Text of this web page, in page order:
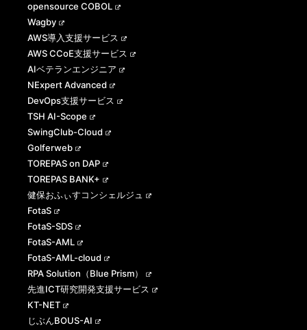
opensource COBOL
Wagby
AWS導入支援サービス
AWS CCoE支援サービス
AIベテランエンジニア
NExpert Advanced
DevOps支援サービス
TSH AI-Scope
SwingClub-Cloud
Golferweb
TOREPAS on DAP
TOREPAS BANK+
健保おふぃすコンシェルジュ
FotaS
FotaS-SDS
FotaS-AML
FotaS-AML-cloud
RPA Solution（Blue Prism）
先進ICT研究開発支援サービス
KT-NET
じぶんBOUS-AI